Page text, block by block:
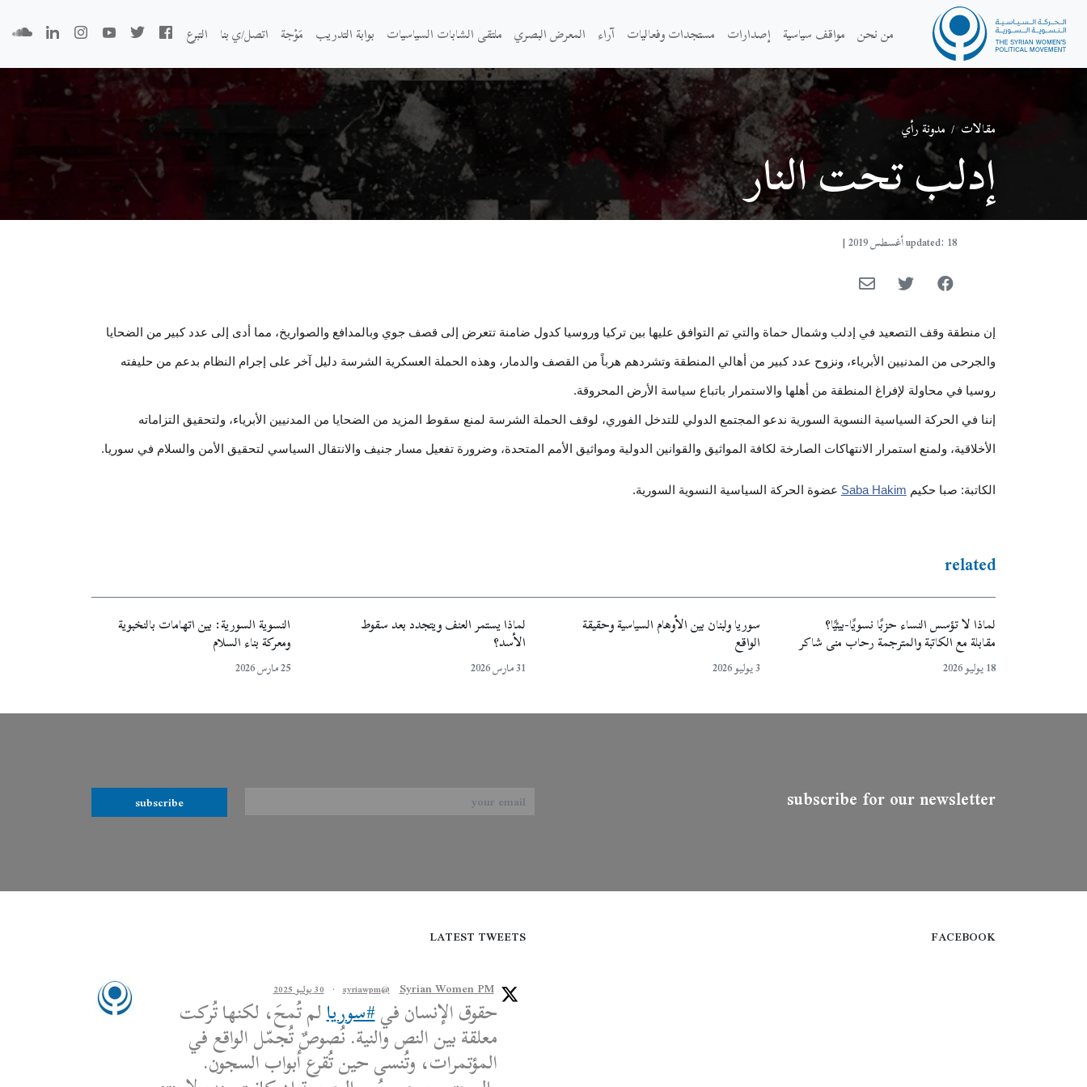
من نحن مواقف سياسية إصدارات مستجدات وفعاليات آراء المعرض البصري ملتقى الشابات السياسيات بوابة التدريب مَوْجة اتصل/ي بنا التبرع
مقالات / مدونة رأي
إدلب تحت النار
updated: 18 أغسطس 2019 |
إن منطقة وقف التصعيد في إدلب وشمال حماة والتي تم التوافق عليها بين تركيا وروسيا كدول ضامنة تتعرض إلى قصف جوي وبالمدافع والصواريخ، مما أدى إلى عدد كبير من الضحايا
والجرحى من المدنيين الأبرياء، ونزوح عدد كبير من أهالي المنطقة وتشردهم هرباً من القصف والدمار، وهذه الحملة العسكرية الشرسة دليل آخر على إجرام النظام بدعم من حليفته
روسيا في محاولة لإفراغ المنطقة من أهلها والاستمرار باتباع سياسة الأرض المحروقة.
إننا في الحركة السياسية النسوية السورية ندعو المجتمع الدولي للتدخل الفوري، لوقف الحملة الشرسة لمنع سقوط المزيد من الضحايا من المدنيين الأبرياء، ولتحقيق التزاماته
الأخلاقية، ولمنع استمرار الانتهاكات الصارخة لكافة المواثيق والقوانين الدولية ومواثيق الأمم المتحدة، وضرورة تفعيل مسار جنيف والانتقال السياسي لتحقيق الأمن والسلام في سوريا.
الكاتبة: صبا حكيم Saba Hakim عضوة الحركة السياسية النسوية السورية.
related
لماذا لا تؤسس النساء حزبًا نسويًا-بيئيًا؟
مقابلة مع الكاتبة والمترجمة رحاب منى شاكر
18 يوليو 2026
سوريا ولبنان بين الأوهام السياسية وحقيقة
الواقع
3 يوليو 2026
لماذا يستمر العنف ويتجدد بعد سقوط
الأسد؟
31 مارس 2026
النسوية السورية: بين اتهامات بالنخبوية
ومعركة بناء السلام
25 مارس 2026
subscribe for our newsletter
subscribe
FACEBOOK
LATEST TWEETS
Syrian Women PM
@syriawpm
· 30 يوليو 2025
حقوق الإنسان في#سوريالم تُمحَ، لكنها تُركت
معلقة بين النص والنية. نُصوصٌ تُجمّل الواقع في
المؤتمرات، وتُنسى حين تُقرع أبواب السجون.